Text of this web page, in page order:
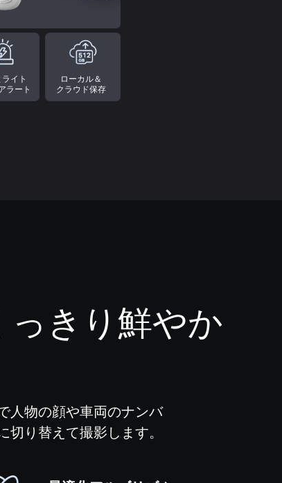
イト
ラート
ローカル＆
クラウド保存
きり鮮やか
人物の顔や車両のナンバ
り替えて撮影します。